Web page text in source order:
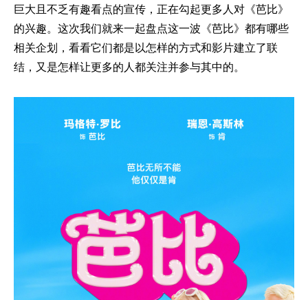
巨大且不乏有趣看点的宣传，正在勾起更多人对《芭比》
的兴趣。这次我们就来一起盘点这一波《芭比》都有哪些
相关企划，看看它们都是以怎样的方式和影片建立了联
结，又是怎样让更多的人都关注并参与其中的。